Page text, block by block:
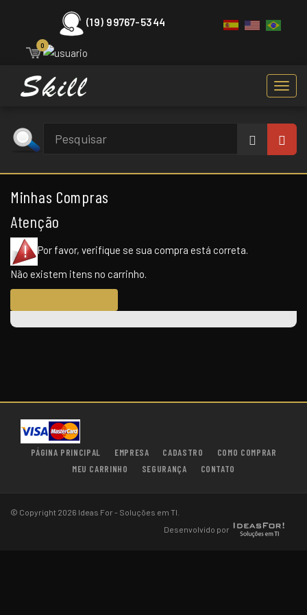
(19) 99767-5344
0
Minhas Compras
Atenção
Por favor, verifique se sua compra está correta.
Não existem itens no carrinho.
PÁGINA PRINCIPAL EMPRESA CADASTRO
COMO COMPRAR
MEU CARRINHO
SEGURANÇA CONTATO
© Copyright 2026 Ideas For - Soluções em TI.
Desenvolvido por